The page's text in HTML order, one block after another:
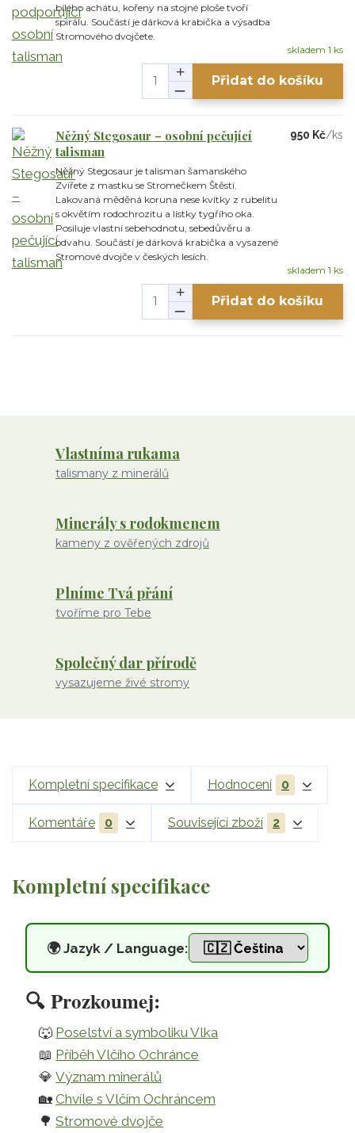
bílého achátu, kořeny na stojné ploše tvoří
spirálu. Součástí je dárková krabička a výsadba
Stromového dvojčete.
skladem 1 ks
Přidat do košíku
Něžný Stegosaur – osobní pečující
talisman
Něžný Stegosaur je talisman šamanského
Zvířete z mastku se Stromečkem Štěstí.
Lakovaná měděná koruna nese kvítky z rubelitu
s okvětím rodochrozitu a lístky tygřího oka.
Posiluje vlastní sebehodnotu, sebedůvěru a
odvahu. Součástí je dárková krabička a vysazené
Stromové dvojče v českých lesích.
950 Kč/ks
skladem 1 ks
Přidat do košíku
Vlastníma rukama
talismany z minerálů
Minerály s rodokmenem
kameny z ověřených zdrojů
Plníme Tvá přání
tvoříme pro Tebe
Společný dar přírodě
vysazujeme živé stromy
Kompletní specifikace Hodnocení 0
Komentáře 0 Související zboží 2
Kompletní specifikace
🌍Jazyk / Language:
Přeskočit na hlavní obsah
Vlčí Ochránce – talisman
🔍Prozkoumej:
🐺 Poselství a symboliku Vlka
📖 Příběh Vlčího Ochránce
💎Význam minerálů
🏡Chvíle s Vlčím Ochráncem
🌳Stromové dvojče